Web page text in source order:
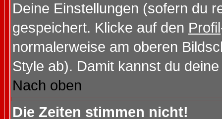
Deine Einstellungen (sofern du
gespeichert. Klicke auf den Profil
normalerweise am oberen
Style ab). Damit kannst du
Nach oben
Die Zeiten stimmen nicht!